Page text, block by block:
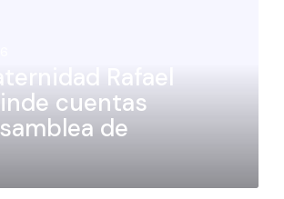
Rafael
cuentas
de